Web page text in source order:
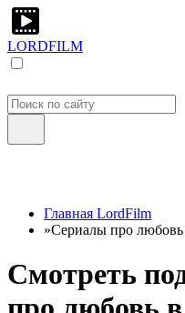
LORDFILM
Главная LordFilm
»Сериалы про любовь
Смотреть